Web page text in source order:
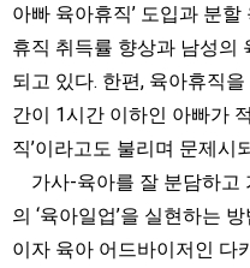
아빠 육아휴직’ 도입과 분
휴직 취득률 향상과 남성의
되고 있다. 한편, 육아휴직
간이 1시간 이하인 아빠가
직’이라고도 불리며 문제시
가사-육아를 잘 분담하고
의 ‘육아일업’을 실현하는
이자 육아 어드바이저인 다